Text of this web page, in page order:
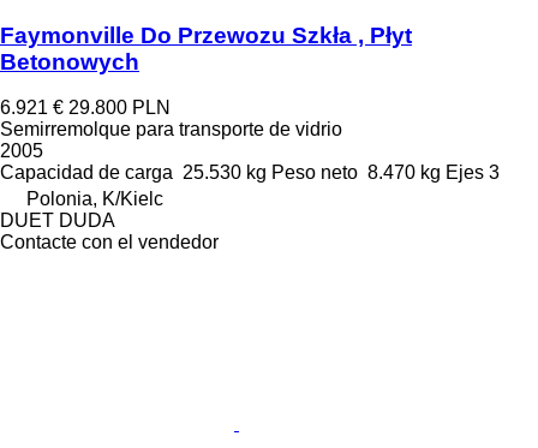
Faymonville Do Przewozu Szkła , Płyt
Betonowych
6.921 € 29.800 PLN
Semirremolque para transporte de vidrio
2005
Capacidad de carga 25.530 kg Peso neto 8.470 kg Ejes 3
Polonia, K/Kielc
DUET DUDA
Contacte con el vendedor